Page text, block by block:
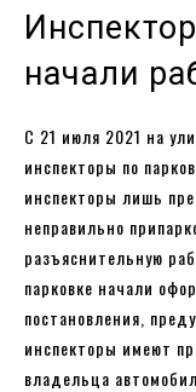
начали
С 21 июля 2021 на
инспекторы по
инспекторы лишь
неправильно
разъяснительную
парковке начали
постановления,
инспекторы имеют
владельца